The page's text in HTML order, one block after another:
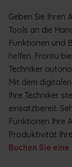
Geben Sie Ihren
Tools an die
Funktionen und
helfen. Frontu
Techniker
Mit dem
Ihre Techniker
einsatzbereit.
Funktionen Ihre
Produktivität
Buchen Sie eine